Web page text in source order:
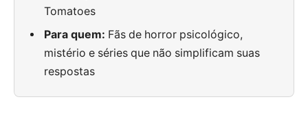
Tomatoes
Para quem: Fãs de horror psicológico,
mistério e séries que não simplificam suas
respostas